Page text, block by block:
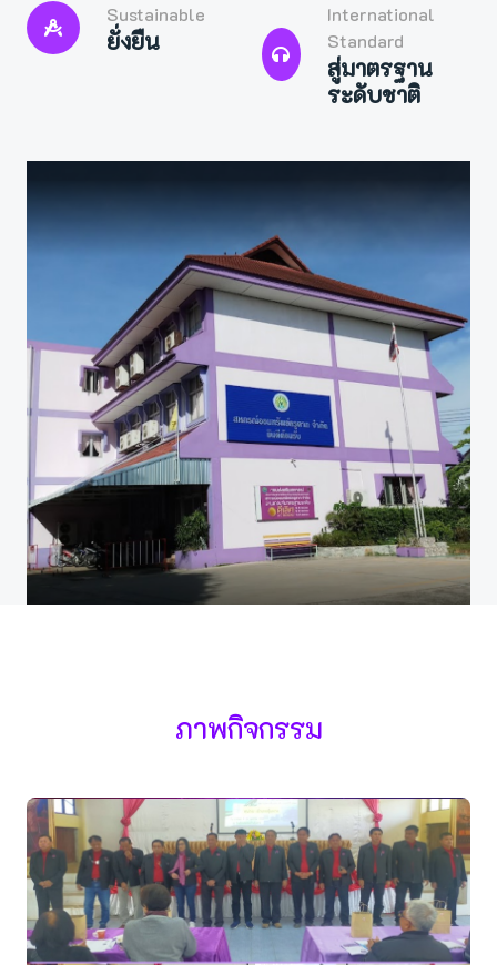
Sustainable
ยั่งยืน
International
Standard
สู่มาตรฐาน
ระดับชาติ
ภาพกิจกรรม